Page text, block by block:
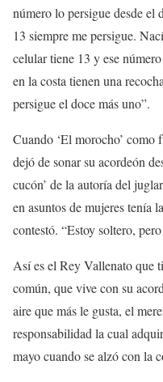
número lo persigue desde el
13 siempre me persigue.
celular tiene 13 y ese
en la costa tienen una
persigue el doce más uno”.
Cuando ‘El morocho’ como
dejó de sonar su acordeón
cucón’ de la autoría del
en asuntos de mujeres tenía
contestó. “Estoy soltero,
Así es el Rey Vallenato que
común, que vive con su
aire que más le gusta, el
responsabilidad la cual
mayo cuando se alzó con la